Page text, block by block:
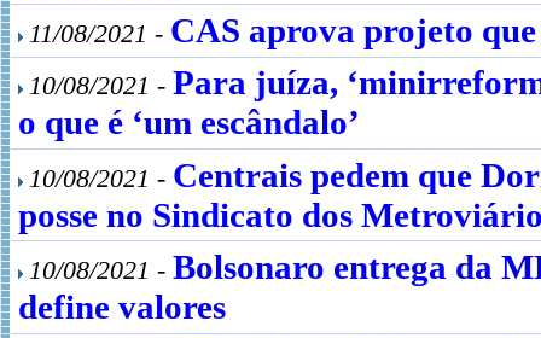
11/08/2021 - CAS aprova projeto
10/08/2021 - Para juíza,
o que é ‘um escândalo’
10/08/2021 - Centrais pedem que
posse no Sindicato dos
10/08/2021 - Bolsonaro entrega da
define valores